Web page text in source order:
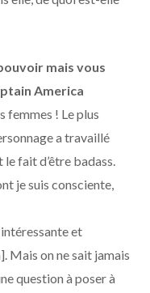
mais vous
America
femmes ! Le plus
a travaillé
fait d’être badass.
je suis consciente,
et
Mais on ne sait jamais
question à poser à